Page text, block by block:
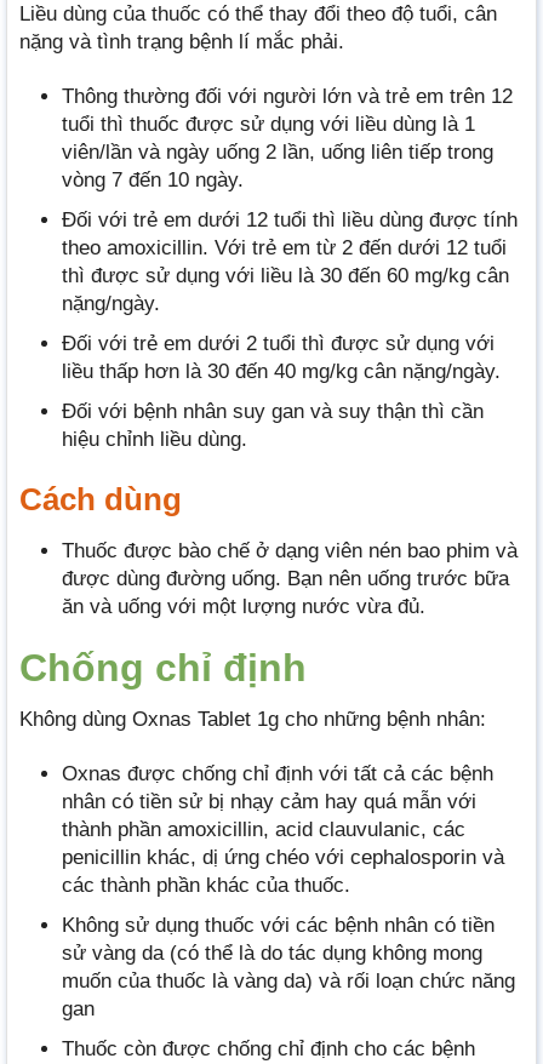
Liều dùng của thuốc có thể thay đổi theo độ tuổi, cân
nặng và tình trạng bệnh lí mắc phải.
Thông thường đối với người lớn và trẻ em trên 12
tuổi thì thuốc được sử dụng với liều dùng là 1
viên/lần và ngày uống 2 lần, uống liên tiếp trong
vòng 7 đến 10 ngày.
Đối với trẻ em dưới 12 tuổi thì liều dùng được tính
theo amoxicillin. Với trẻ em từ 2 đến dưới 12 tuổi
thì được sử dụng với liều là 30 đến 60 mg/kg cân
nặng/ngày.
Đối với trẻ em dưới 2 tuổi thì được sử dụng với
liều thấp hơn là 30 đến 40 mg/kg cân nặng/ngày.
Đối với bệnh nhân suy gan và suy thận thì cần
hiệu chỉnh liều dùng.
Cách dùng
Thuốc được bào chế ở dạng viên nén bao phim và
được dùng đường uống. Bạn nên uống trước bữa
ăn và uống với một lượng nước vừa đủ.
Chống chỉ định
Không dùng Oxnas Tablet 1g cho những bệnh nhân:
Oxnas được chống chỉ định với tất cả các bệnh
nhân có tiền sử bị nhạy cảm hay quá mẫn với
thành phần amoxicillin, acid clauvulanic, các
penicillin khác, dị ứng chéo với cephalosporin và
các thành phần khác của thuốc.
Không sử dụng thuốc với các bệnh nhân có tiền
sử vàng da (có thể là do tác dụng không mong
muốn của thuốc là vàng da) và rối loạn chức năng
gan
Thuốc còn được chống chỉ định cho các bệnh